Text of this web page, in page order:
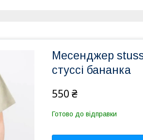
Месенджер
стуссі бананка
550 ₴
Готово до відправки